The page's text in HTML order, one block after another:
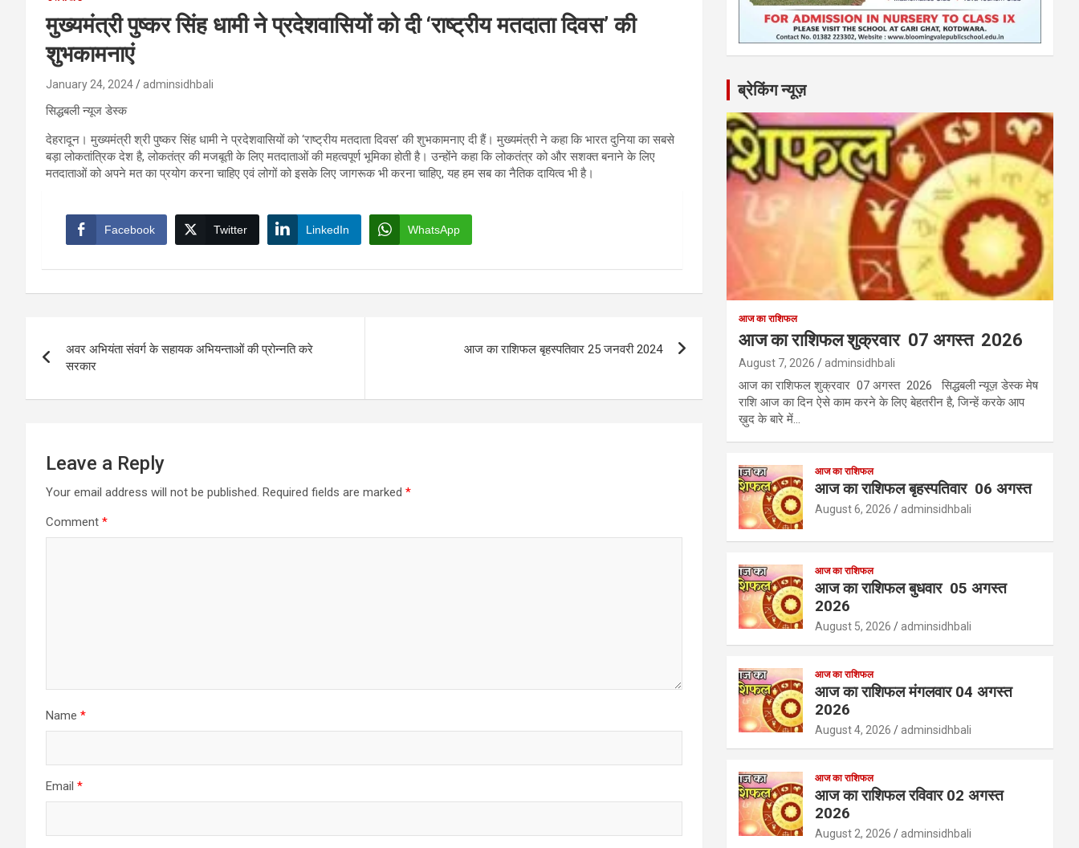
मुख्यमंत्री पुष्कर सिंह धामी ने प्रदेशवासियों को दी ‘राष्ट्रीय मतदाता दिवस’ की
शुभकामनाएं
January 24, 2024 adminsidhbali
सिद्धबली न्यूज डेस्क
देहरादून। मुख्यमंत्री श्री पुष्कर सिंह धामी ने प्रदेशवासियों को ‘राष्ट्रीय मतदाता दिवस’ की शुभकामनाए दी हैं। मुख्यमंत्री ने कहा कि भारत दुनिया का सबसे
बड़ा लोकतांत्रिक देश है, लोकतंत्र की मजबूती के लिए मतदाताओं की महत्वपूर्ण भूमिका होती है। उन्होंने कहा कि लोकतंत्र को और सशक्त बनाने के लिए
मतदाताओं को अपने मत का प्रयोग करना चाहिए एवं लोगों को इसके लिए जागरूक भी करना चाहिए, यह हम सब का नैतिक दायित्व भी है।
Facebook Twitter LinkedIn WhatsApp
navigation
अवर अभियंता संवर्ग के सहायक अभियन्ताओं की प्रोन्नति करे
सरकार
आज का राशिफल बृहस्पतिवार 25 जनवरी 2024
Leave a Reply
Your email address will not be published. Required fields are marked *
Comment *
Name *
Email *
ब्रेकिंग न्यूज़
आज का राशिफल
आज का राशिफल शुक्रवार 07 अगस्त 2026
August 7, 2026 adminsidhbali
आज का राशिफल शुक्रवार 07 अगस्त 2026 सिद्धबली न्यूज़ डेस्क मेष
राशि आज का दिन ऐसे काम करने के लिए बेहतरीन है, जिन्हें करके आप
ख़ुद के बारे में…
आज का राशिफल
आज का राशिफल बृहस्पतिवार 06 अगस्त
August 6, 2026 adminsidhbali
आज का राशिफल
आज का राशिफल बुधवार 05 अगस्त
2026
August 5, 2026 adminsidhbali
आज का राशिफल
आज का राशिफल मंगलवार 04 अगस्त
2026
August 4, 2026 adminsidhbali
आज का राशिफल
आज का राशिफल रविवार 02 अगस्त
2026
August 2, 2026 adminsidhbali